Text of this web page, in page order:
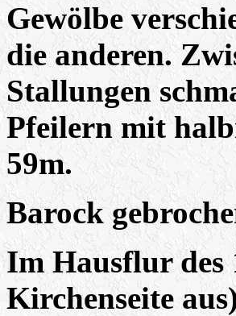
Gewölbe
die anderen.
Stallungen
Pfeilern mit
59m.
Barock
Im Hausflur des
Kirchenseite